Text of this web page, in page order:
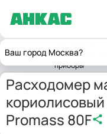
Ваш город Москва?
Главнаяизмерительные
приборы
Расходомер
Promass 80F